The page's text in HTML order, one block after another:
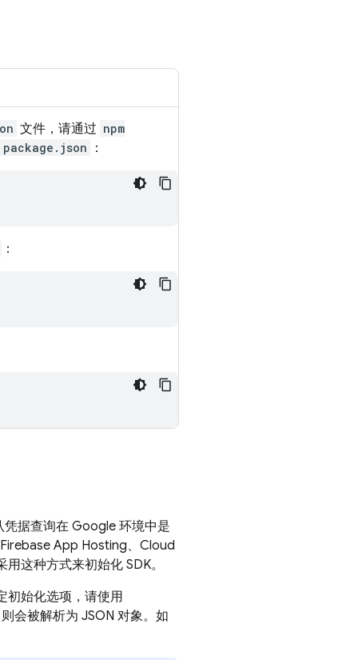
文件，请通过 npm
package.json
：
：
凭据查询在 Google 环境中是
Firebase App Hosting、Cloud
这种方式来初始化 SDK。
初始化选项，请使用
会被解析为 JSON 对象。如